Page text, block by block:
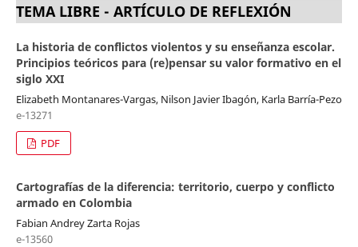
TEMA LIBRE - ARTÍCULO DE REFLEXIÓN
La historia de conflictos violentos y su enseñanza escolar.
Principios teóricos para (re)pensar su valor formativo en el
siglo XXI
Elizabeth Montanares-Vargas, Nilson Javier Ibagón, Karla Barría-Pezo
e-13271
PDF
Cartografías de la diferencia: territorio, cuerpo y conflicto
armado en Colombia
Fabian Andrey Zarta Rojas
e-13560